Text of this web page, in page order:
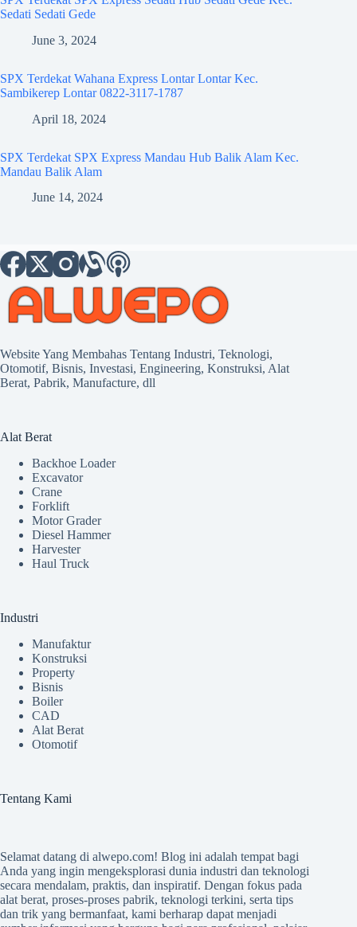
Sedati Sedati Gede
June 3, 2024
SPX Terdekat Wahana Express Lontar Lontar Kec.
Sambikerep Lontar 0822-3117-1787
April 18, 2024
SPX Terdekat SPX Express Mandau Hub Balik Alam Kec.
Mandau Balik Alam
June 14, 2024
Website Yang Membahas Tentang Industri, Teknologi,
Otomotif, Bisnis, Investasi, Engineering, Konstruksi, Alat
Berat, Pabrik, Manufacture, dll
Alat Berat
Backhoe Loader
Excavator
Crane
Forklift
Motor Grader
Diesel Hammer
Harvester
Haul Truck
Industri
Manufaktur
Konstruksi
Property
Bisnis
Boiler
CAD
Alat Berat
Otomotif
Tentang Kami
Selamat datang di alwepo.com! Blog ini adalah tempat bagi
Anda yang ingin mengeksplorasi dunia industri dan teknologi
secara mendalam, praktis, dan inspiratif. Dengan fokus pada
alat berat, proses-proses pabrik, teknologi terkini, serta tips
dan trik yang bermanfaat, kami berharap dapat menjadi